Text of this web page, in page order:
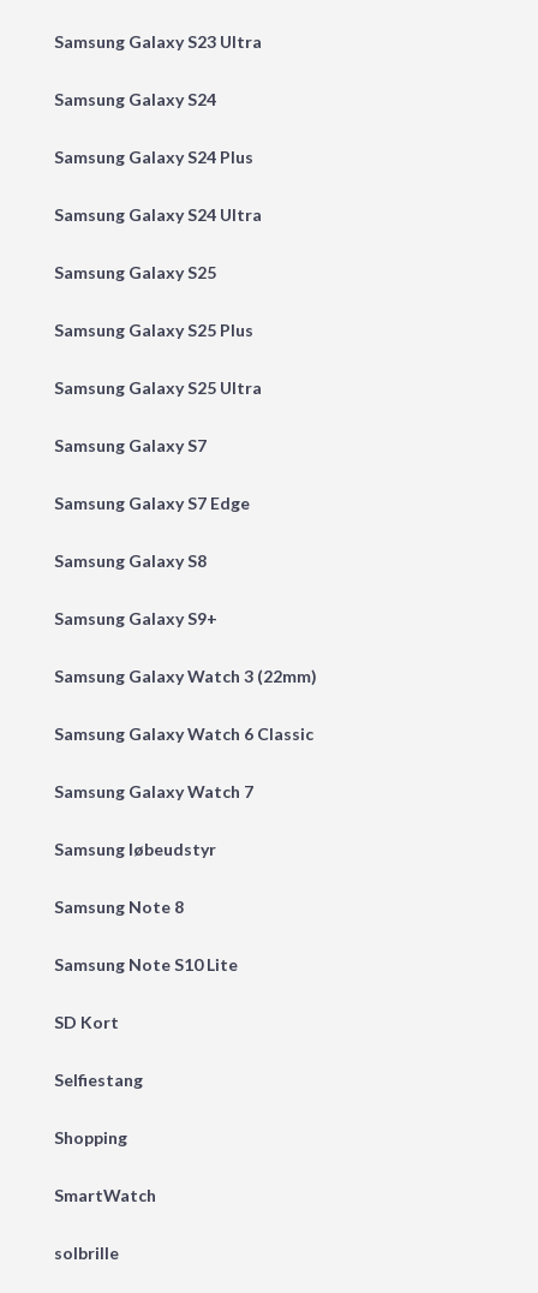
Samsung Galaxy S23 Ultra
Samsung Galaxy S24
Samsung Galaxy S24 Plus
Samsung Galaxy S24 Ultra
Samsung Galaxy S25
Samsung Galaxy S25 Plus
Samsung Galaxy S25 Ultra
Samsung Galaxy S7
Samsung Galaxy S7 Edge
Samsung Galaxy S8
Samsung Galaxy S9+
Samsung Galaxy Watch 3 (22mm)
Samsung Galaxy Watch 6 Classic
Samsung Galaxy Watch 7
Samsung løbeudstyr
Samsung Note 8
Samsung Note S10 Lite
SD Kort
Selfiestang
Shopping
SmartWatch
solbrille